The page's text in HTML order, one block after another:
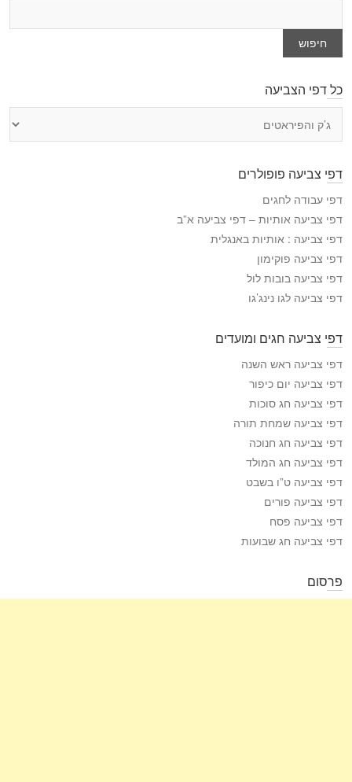
חיפוש
כל דפי הצביעה
י
ה
צ
י
ע
ה
דפי צביעה פופולרים
דפי עבודה לחגים
דפי צביעה אותיות – דפי צביעה א”ב
דפי צביעה : אותיות באנגלית
דפי צביעה פוקימון
דפי צביעה בובות לול
דפי צביעה לגו נינג’גו
דפי צביעה חגים ומועדים
דפי צביעה ראש השנה
דפי צביעה יום כיפור
דפי צביעה חג סוכות
דפי צביעה שמחת תורה
דפי צביעה חג חנוכה
דפי צביעה חג המולד
דפי צביעה ט”ו בשבט
דפי צביעה פורים
דפי צביעה פסח
דפי צביעה חג שבועות
פרסום